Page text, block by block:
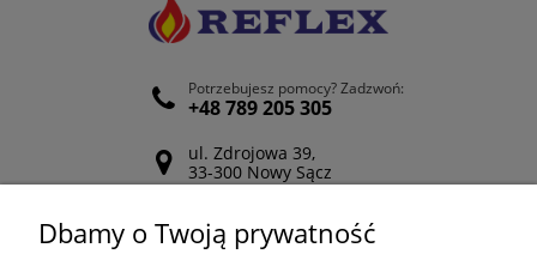
Potrzebujesz pomocy? Zadzwoń:
+48 789 205 305
ul. Zdrojowa 39,
33-300 Nowy Sącz
Odwiedź nasz Facebook
Dbamy o Twoją prywatność